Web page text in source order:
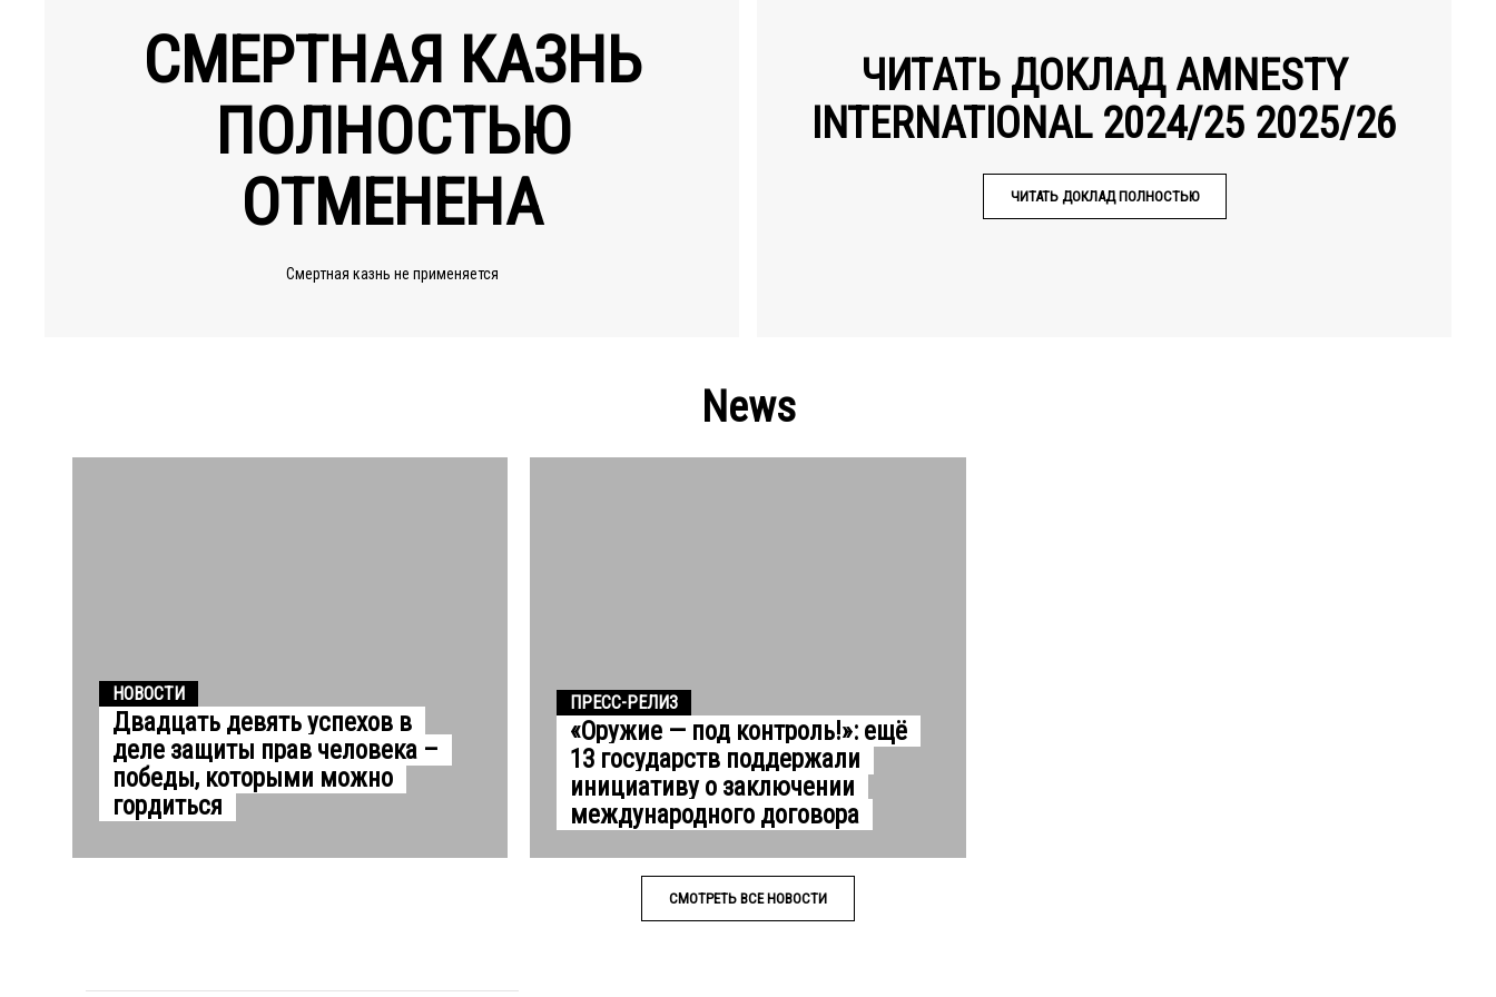
СМЕРТНАЯ КАЗНЬ
ПОЛНОСТЬЮ
ОТМЕНЕНА
Смертная казнь не применяется
ЧИТАТЬ ДОКЛАД AMNESTY
INTERNATIONAL 2024/25 2025/26
ЧИТАТЬ ДОКЛАД ПОЛНОСТЬЮ
News
НОВОСТИ
Двадцать девять успехов в
деле защиты прав человека –
победы, которыми можно
гордиться
ПРЕСС-РЕЛИЗ
«Оружие — под контроль!»: ещё
13 государств поддержали
инициативу о заключении
международного договора
СМОТРЕТЬ ВСЕ НОВОСТИ